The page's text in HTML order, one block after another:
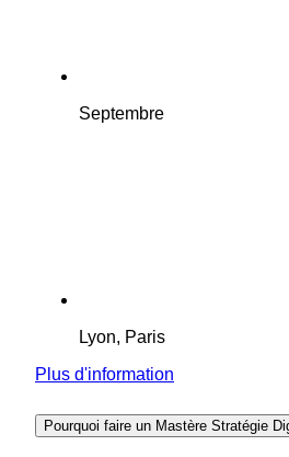
Septembre
Lyon, Paris
Plus d'information
Pourquoi faire un Mastère Stratégie